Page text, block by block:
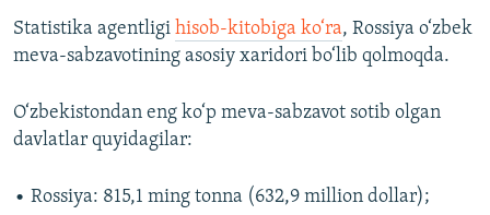
Statistika agentligi hisob-kitobiga ko‘ra, Rossiya o‘zbek
meva-sabzavotining asosiy xaridori bo‘lib qolmoqda.
O‘zbekistondan eng ko‘p meva-sabzavot sotib olgan
davlatlar quyidagilar:
• Rossiya: 815,1 ming tonna (632,9 million dollar);